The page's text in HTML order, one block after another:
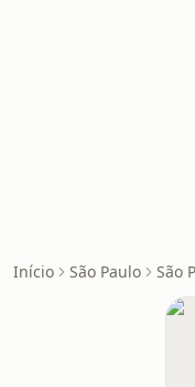
Início São Paulo São